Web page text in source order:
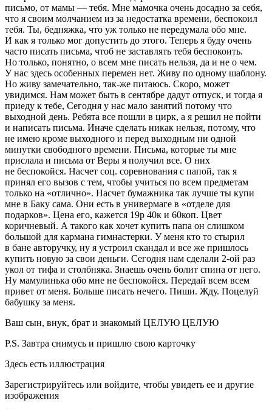
письмо, от мамы — тебя. Мне мамочка очень досадно за себя,
что я своим молчанием из за недостатка времени, беспокоил
тебя. Ты, бедняжка, что уж только не передумала обо мне.
И как я только мог допустить до этого. Теперь я буду очень
часто писать письма, чтоб не заставлять тебя беспокоить.
Но только, понятно, о всем мне писать нельзя, да и не о чем.
У нас здесь особенных перемен нет. Живу по одному шаблону.
Но живу замечательно, так-же питаюсь. Скоро, может
увидимся. Нам может быть в сентябре дадут отпуск, и тогда я
приеду к тебе, Сегодня у нас мало занятий потому что
выходной день. Ребята все пошли в цирк, а я решил не пойти
и написать письма. Иначе сделать никак нельзя, потому, что
не имею кроме выходного и перед выходным ни одной
минутки свободного времени. Письма, которые ты мне
прислала и письма от Веры я получил все. О них
не беспокойся. Насчет соц. соревнования с папой, так я
принял его вызов с тем, чтобы учиться по всем предметам
только на «отлично». Насчет бумажника так лучше ты купи
мне в Баку сама. Они есть в универмаге в «отделе для
подарков». Цена его, кажется 19р 40к и 60коп. Цвет
коричневый. А такого как хочет купить папа он слишком
большой для кармана гимнастерки. У меня кто то стырил
в бане авторучку, ну я устроил скандал и все же пришлось
купить новую за свои деньги. Сегодня нам сделали 2-ой раз
укол от тифа и столбняка. Знаешь очень болит спина от него.
Ну мамулинька обо мне не беспокойся. Передай всем всем
привет от меня. Больше писать нечего. Пиши. Жду. Поцелуй
бабушку за меня.
Ваш сын, внук, брат и знакомый ЦЕЛУЮ ЦЕЛУЮ
Р.S. Завтра снимусь и пришлю свою карточку
Здесь есть иллюстрация
Зарегистрируйтесь или войдите, чтобы увидеть ее и другие
изображения